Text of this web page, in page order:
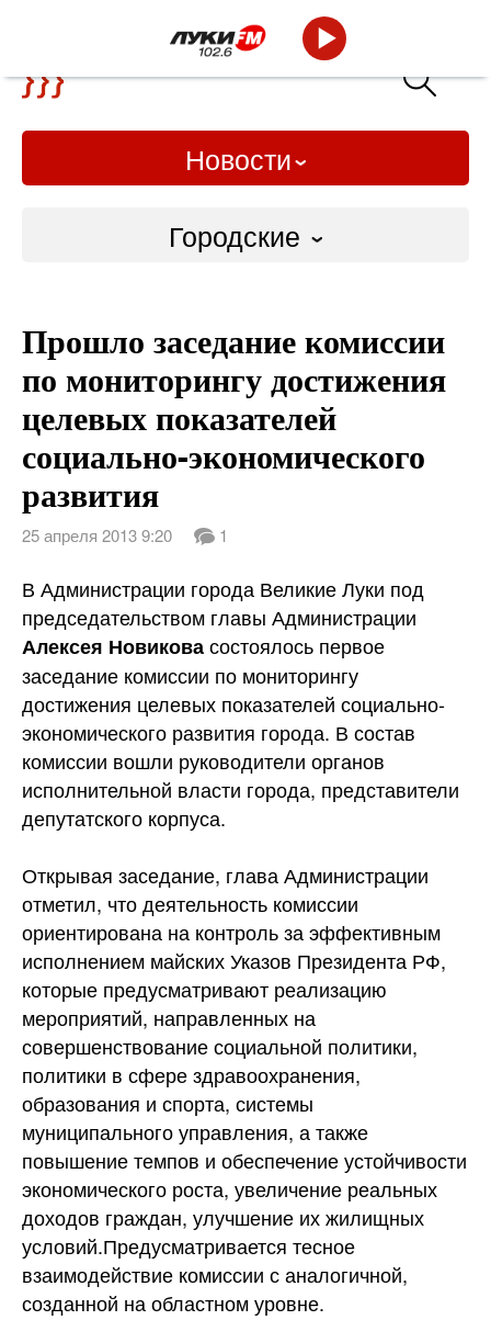
Новости
Городские
Слово Дело
Народные
ВТРК
Прошло заседание комиссии
по мониторингу достижения
целевых показателей
социально-экономического
развития
25 апреля 2013 9:20 1
В Администрации города Великие Луки под
председательством главы Администрации
Алексея Новиковасостоялось первое
заседание комиссии по мониторингу
достижения целевых показателей социально-
экономического развития города. В состав
комиссии вошли руководители органов
исполнительной власти города, представители
депутатского корпуса.
Открывая заседание, глава Администрации
отметил, что деятельность комиссии
ориентирована на контроль за эффективным
исполнением майских Указов Президента РФ,
которые предусматривают реализацию
мероприятий, направленных на
совершенствование социальной политики,
политики в сфере здравоохранения,
образования и спорта, системы
муниципального управления, а также
повышение темпов и обеспечение устойчивости
экономического роста, увеличение реальных
доходов граждан, улучшение их жилищных
условий.Предусматривается тесное
взаимодействие комиссии с аналогичной,
созданной на областном уровне.